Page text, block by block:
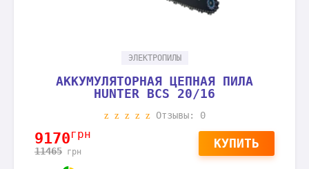
ЭЛЕКТРОПИЛЫ
АККУМУЛЯТОРНАЯ ЦЕПНАЯ ПИЛА
HUNTER BCS 20/16
Отзывы: 0
9170грн
11465 грн
КУПИТЬ